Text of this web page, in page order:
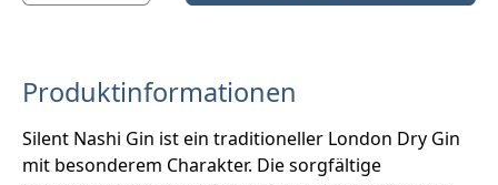
Produktinformationen
Silent Nashi Gin ist ein traditioneller London Dry Gin
mit besonderem Charakter. Die sorgfältige